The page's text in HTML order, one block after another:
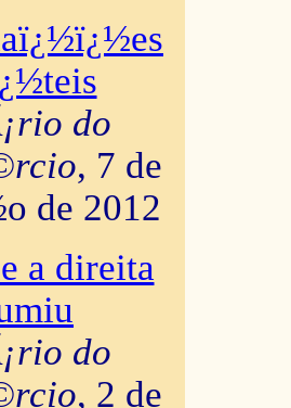
do
, 7 de
de 2012
a direita
do
, 2 de